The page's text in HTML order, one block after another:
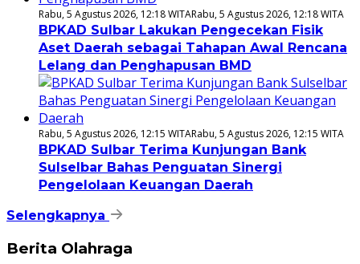
Rabu, 5 Agustus 2026, 12:18 WITARabu, 5 Agustus 2026, 12:18 WITA
BPKAD Sulbar Lakukan Pengecekan Fisik
Aset Daerah sebagai Tahapan Awal Rencana
Lelang dan Penghapusan BMD
Rabu, 5 Agustus 2026, 12:15 WITARabu, 5 Agustus 2026, 12:15 WITA
BPKAD Sulbar Terima Kunjungan Bank
Sulselbar Bahas Penguatan Sinergi
Pengelolaan Keuangan Daerah
Selengkapnya
Berita Olahraga